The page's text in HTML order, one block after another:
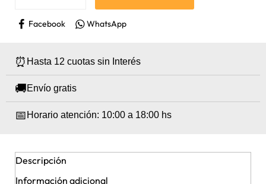
Facebook WhatsApp
⏰ Hasta 12 cuotas sin Interés
🚚Envío gratis
📅 Horario atención: 10:00 a 18:00 hs
Descripción
Información adicional